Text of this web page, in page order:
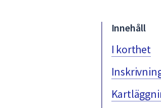
för
att
och
Innehåll
I korthet